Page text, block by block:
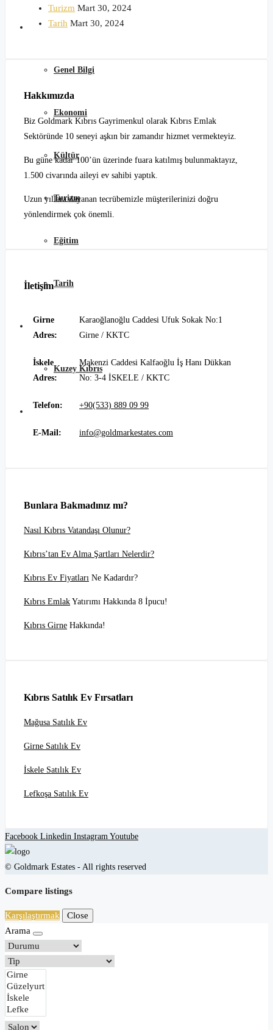
Kuzey Kıbrıs
Genel Bilgi
Ekonomi
Kültür
Turizm
Eğitim
Tarih
Kuzey Kıbrıs
Turizm Mart 30, 2024
Tarih Mart 30, 2024
Hakkımızda
Biz Goldmark Kıbrıs Gayrimenkul olarak Kıbrıs Emlak
Sektöründe 10 seneyi aşkın bir zamandır hizmet vermekteyiz.
Bu güne kadar 100’ün üzerinde fuara katılmış bulunmaktayız,
1.500 civarında aileyi ev sahibi yaptık.
Uzun yıllara dayanan tecrübemizle müşterilerinizi doğru
yönlendirmek çok önemli.
İletişim
Girne
Adres:
Karaoğlanoğlu Caddesi Ufuk Sokak No:1
Girne / KKTC
İskele
Adres:
Makenzi Caddesi Kalfaoğlu İş Hanı Dükkan
No: 3-4 İSKELE / KKTC
Telefon: +90(533) 889 09 99
E-Mail: info@goldmarkestates.com
Bunlara Bakmadınız mı?
Nasıl Kıbrıs Vatandaşı Olunur?
Kıbrıs’tan Ev Alma Şartları Nelerdir?
Kıbrıs Ev Fiyatları Ne Kadardır?
Kıbrıs Emlak Yatırımı Hakkında 8 İpucu!
Kıbrıs Girne Hakkında!
Kıbrıs Satılık Ev Fırsatları
Mağusa Satılık Ev
Girne Satılık Ev
İskele Satılık Ev
Lefkoşa Satılık Ev
Facebook Linkedin Instagram Youtube
© Goldmark Estates - All rights reserved
Compare listings
Karşılaştırmak
Close
Arama